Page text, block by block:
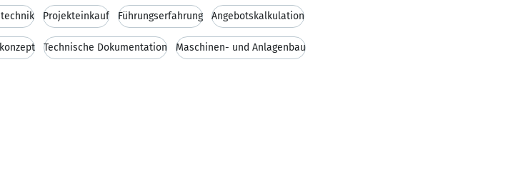
Projekteinkauf Führungserfahrung Angebotskalkulation
Technische Dokumentation Maschinen- und Anlagenbau